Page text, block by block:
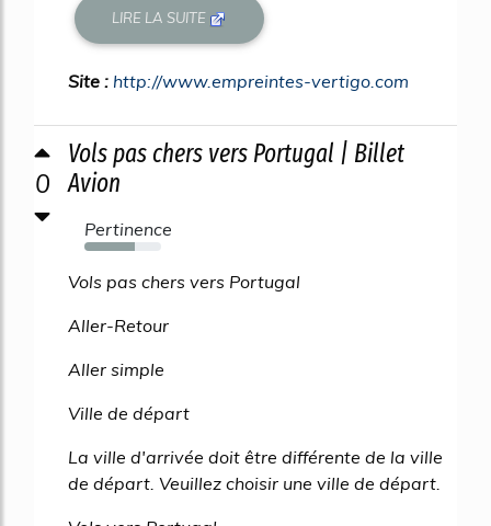
LIRE LA SUITE
Site : http://www.empreintes-vertigo.com
0
Vols pas chers vers Portugal | Billet
Avion
Pertinence
66%
Vols pas chers vers Portugal
Aller-Retour
Aller simple
Ville de départ
La ville d'arrivée doit être différente de la ville
de départ. Veuillez choisir une ville de départ.